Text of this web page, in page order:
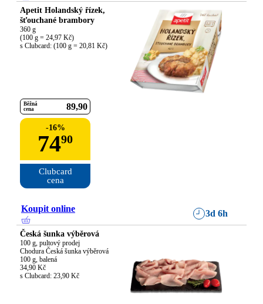
Apetit Holandský řízek,
šťouchané brambory
360 g
(100 g = 24,97 Kč)
s Clubcard: (100 g = 20,81 Kč)
Běžná
cena
89 90
-16%
7490
Clubcard
cena
Koupit online 3d 6h
Česká šunka výběrová
100 g, pultový prodej
Chodura Česká šunka výběrová
100 g, balená
34,90 Kč
s Clubcard: 23,90 Kč